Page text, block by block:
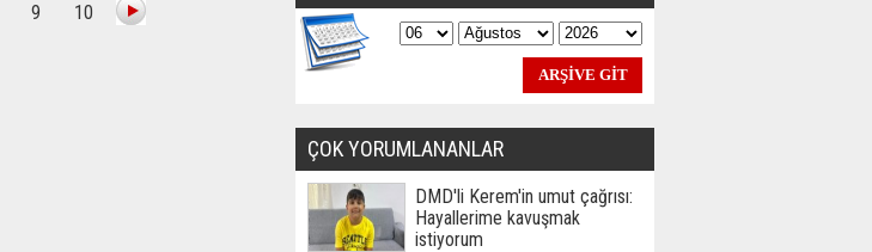
9 10
ÇOK YORUMLANANLAR
DMD'li Kerem'in umut çağrısı:
Hayallerime kavuşmak
istiyorum